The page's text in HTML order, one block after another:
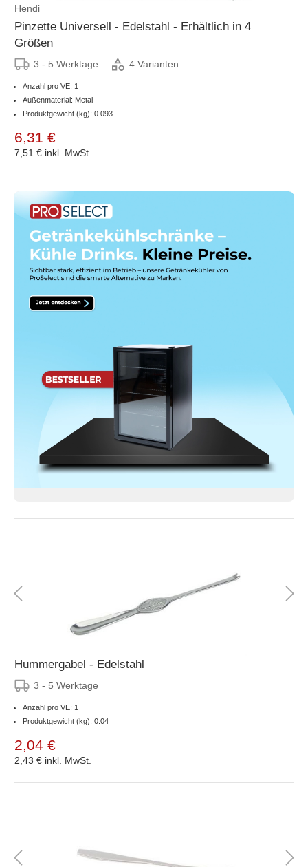
Hendi
Pinzette Universell - Edelstahl - Erhältlich in 4
Größen
3 - 5 Werktage 4 Varianten
Anzahl pro VE: 1
Außenmaterial: Metal
Produktgewicht (kg): 0.093
6,31 €
7,51 € inkl. MwSt.
Hummergabel - Edelstahl
3 - 5 Werktage
Anzahl pro VE: 1
Produktgewicht (kg): 0.04
2,04 €
2,43 € inkl. MwSt.